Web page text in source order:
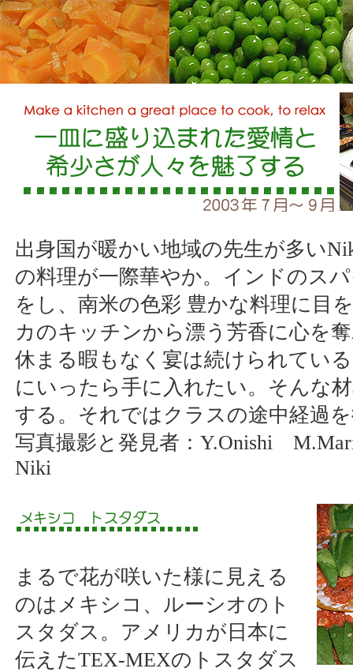
出身国が暖かい地域の先生が多い
の料理が一際華やか。インドのス
をし、南米の色彩 豊かな料理に目
カのキッチンから漂う芳香に心を
休まる暇もなく宴は続けられてい
にいったら手に入れたい。そんな
する。それではクラスの途中経過
写真撮影と発見者：Y.Onishi
Niki
まるで花が咲いた様に見える
のはメキシコ、ルーシオのト
スタダス。アメリカが日本に
伝えたTEX-MEXのトスタダス